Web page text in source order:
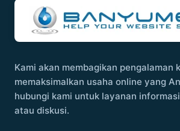
Kami akan membagikan pengalaman
memaksimalkan usaha online yang
hubungi kami untuk layanan
atau diskusi.